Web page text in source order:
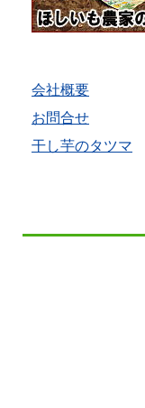
会社概要
お問合せ
干し芋のタツマ